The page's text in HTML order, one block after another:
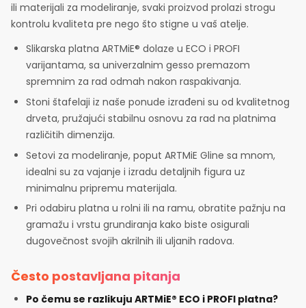
ili materijali za modeliranje, svaki proizvod prolazi strogu
kontrolu kvaliteta pre nego što stigne u vaš atelje.
Slikarska platna ARTMiE® dolaze u ECO i PROFI
varijantama, sa univerzalnim gesso premazom
spremnim za rad odmah nakon raspakivanja.
Stoni štafelaji iz naše ponude izrađeni su od kvalitetnog
drveta, pružajući stabilnu osnovu za rad na platnima
različitih dimenzija.
Setovi za modeliranje, poput ARTMiE Gline sa mnom,
idealni su za vajanje i izradu detaljnih figura uz
minimalnu pripremu materijala.
Pri odabiru platna u rolni ili na ramu, obratite pažnju na
gramažu i vrstu grundiranja kako biste osigurali
dugovečnost svojih akrilnih ili uljanih radova.
Često postavljana pitanja
Po čemu se razlikuju ARTMiE® ECO i PROFI platna?